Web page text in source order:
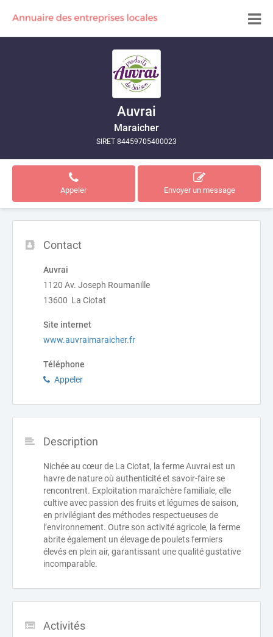
Auvrai
Maraicher
SIRET 84459705400023
Appeler Envoyer un message
Contact
Auvrai
1120 Av. Joseph Roumanille
13600 La Ciotat
Site internet
www.auvraimaraicher.fr
Téléphone
Appeler
Description
Nichée au cœur de La Ciotat, la ferme Auvrai est un
havre de nature où authenticité et savoir-faire se
rencontrent. Exploitation maraîchère familiale, elle
cultive avec passion des fruits et légumes de saison,
en privilégiant des méthodes respectueuses de
l’environnement. Outre son activité agricole, la ferme
abrite également un élevage de poulets fermiers
élevés en plein air, garantissant une qualité gustative
incomparable.
Activités